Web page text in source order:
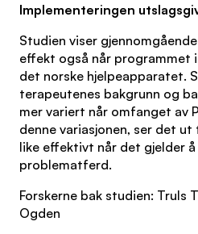
Implementeringen
Studien viser
effekt også når programmet
det norske hjelpeapparatet.
terapeutenes bakgrunn og
mer variert når omfanget av
denne variasjonen, ser det
like effektivt når det gjelder å
problematferd.
Forskerne bak studien: Truls
Ogden